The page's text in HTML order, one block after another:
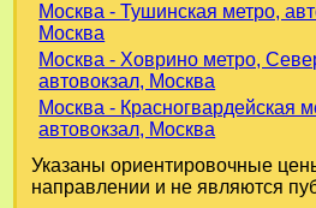
Москва - Тушинская метро,
Москва
Москва - Ховрино метро,
автовокзал, Москва
Москва - Красногвардейская
автовокзал, Москва
Указаны ориентировочные
направлении и не являются